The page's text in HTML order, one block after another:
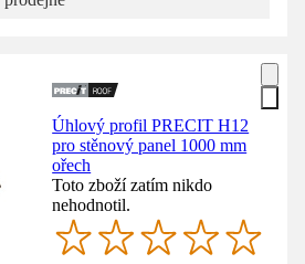
Úhlový profil PRECIT H12
pro stěnový panel 1000 mm
ořech
Toto zboží zatím nikdo
nehodnotil.